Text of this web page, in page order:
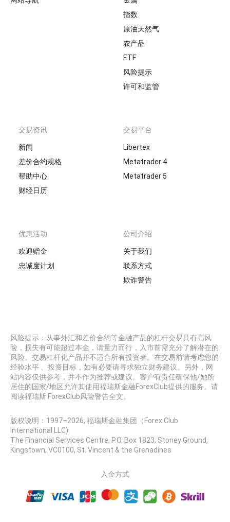
指数
原油天然气
农产品
ETF
风险提示
许可和监管
交易资讯
新闻
差价合约规格
帮助中心
财经日历
交易平台
Libertex
Metatrader 4
Metatrader 5
优惠活动
欢迎赠金
忠诚度计划
公司介绍
关于我们
联系方式
欺诈警告
风险提示：从事外汇和差价合约等金融产品的杠杆交易具有高风
险，损失有可能超过本金，请量力而行，入市前需充分了解潜在的
风险。交易杠杆化产品并不适合所有投资者。在交易前请考虑您的
经验水平 、投资目标，如有必要请寻求独立财务建议。另外，网
站内容仅供参考，并不作为推荐或建议。客户有责任确保他/她所
居住的国家/地区允许其使用福瑞斯金融ForexClub提供的服务。请
阅读福瑞斯 ForexClub风险警告全文。
版权说明：1997–2026, 福瑞斯金融集团（Forex Club
International LLC)
The Financial Services Centre, P.O. Box 1823, Stoney Ground,
Kingstown, VC0100, St. Vincent & the Grenadines
入金方式